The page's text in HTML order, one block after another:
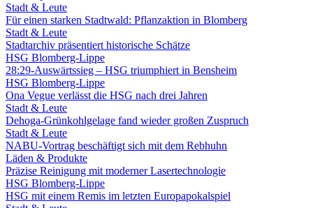
Stadt & Leute
Für einen starken Stadtwald: Pflanzaktion in Blomberg
Stadt & Leute
Stadtarchiv präsentiert historische Schätze
HSG Blomberg-Lippe
28:29-Auswärtssieg – HSG triumphiert in Bensheim
HSG Blomberg-Lippe
Ona Vegue verlässt die HSG nach drei Jahren
Stadt & Leute
Dehoga-Grünkohlgelage fand wieder großen Zuspruch
Stadt & Leute
NABU-Vortrag beschäftigt sich mit dem Rebhuhn
Läden & Produkte
Präzise Reinigung mit moderner Lasertechnologie
HSG Blomberg-Lippe
HSG mit einem Remis im letzten Europapokalspiel